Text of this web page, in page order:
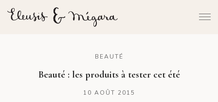
BEAUTÉ
Beauté : les produits à tester cet été
10 AOÛT 2015